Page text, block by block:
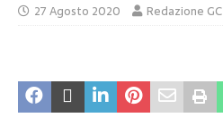
27 Agosto 2020 Redazione GC